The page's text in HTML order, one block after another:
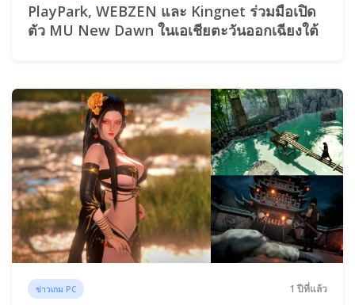
PlayPark, WEBZEN และ Kingnet ร่วมมือเปิด
ตัว MU New Dawn ในเอเชียตะวันออกเฉียงใต้
ข่าวเกม PC 1 ปีที่แล้ว